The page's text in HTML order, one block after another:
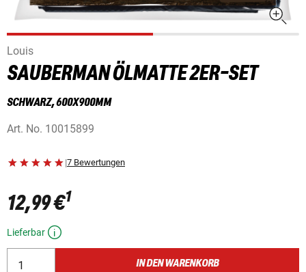
Louis
SAUBERMAN ÖLMATTE 2ER-SET
SCHWARZ, 600X900MM
Art. No. 10015899
|7 Bewertungen
12,99 €1
Lieferbar
IN DEN WARENKORB